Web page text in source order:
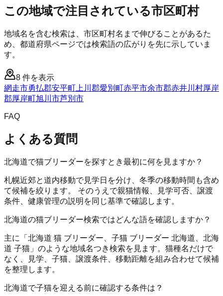
この地域で注目されている市区町村
地域名を含む検索は、市区町村名まで伸びることがあるた
め、都道府県ページでは検索語の広がりを先に示していま
す。
8 件を表示
網走市勇払郡安平町 上川郡愛別町赤平市余市郡赤井川村厚岸
郡厚岸町旭川市芦別市
FAQ
よくある質問
北海道で猫ブリーダーを探すとき最初に何を見ますか？
札幌近郊と道内移動で見学日を分け、冬季の移動時間も含め
て候補を絞ります。 そのうえで親猫情報、見学可否、譲渡
条件、健康管理の説明を同じ基準で確認します。
北海道の猫ブリーダー検索ではどんな語を確認しますか？
主に「北海道 猫 ブリーダー、子猫 ブリーダー 北海道、北海
道 子猫」のような地域名つき検索を見ます。猫種名だけで
なく、見学、子猫、譲渡条件、移動距離を組み合わせて候補
を整理します。
北海道で子猫を迎える前に確認する条件は？